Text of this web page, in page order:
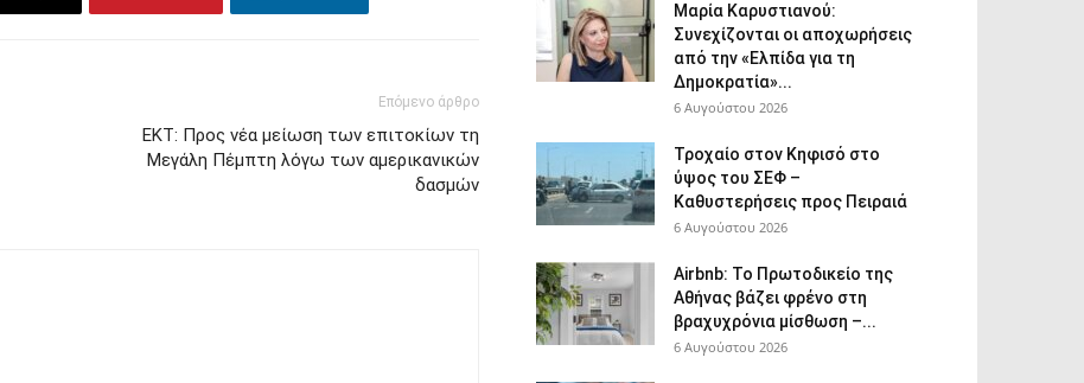
Επόμενο άρθρο
ΕΚΤ: Προς νέα μείωση των επιτοκίων τη
Μεγάλη Πέμπτη λόγω των αμερικανικών
δασμών
Μαρία Καρυστιανού:
Συνεχίζονται οι αποχωρήσεις
από την «Ελπίδα για τη
Δημοκρατία»...
6 Αυγούστου 2026
Τροχαίο στον Κηφισό στο
ύψος του ΣΕΦ –
Καθυστερήσεις προς Πειραιά
6 Αυγούστου 2026
Airbnb: Το Πρωτοδικείο της
Αθήνας βάζει φρένο στη
βραχυχρόνια μίσθωση –...
6 Αυγούστου 2026